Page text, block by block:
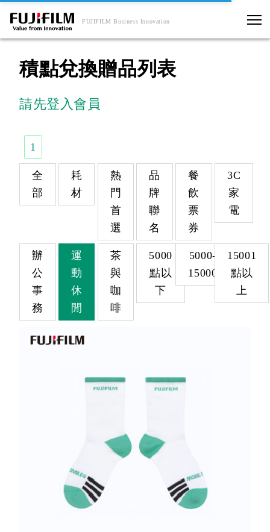
FUJIFILM Business Innovation
積點兌換贈品列表
請先登入會員
1
全
部
耗
材
熱
門
首
選
品
牌
聯
名
餐
飲
票
券
3C
家
電
辦
公
事
務
運
動
休
閒
茶
與
咖
啡
5000
點以
下
5000-
15000
15001
點以
上